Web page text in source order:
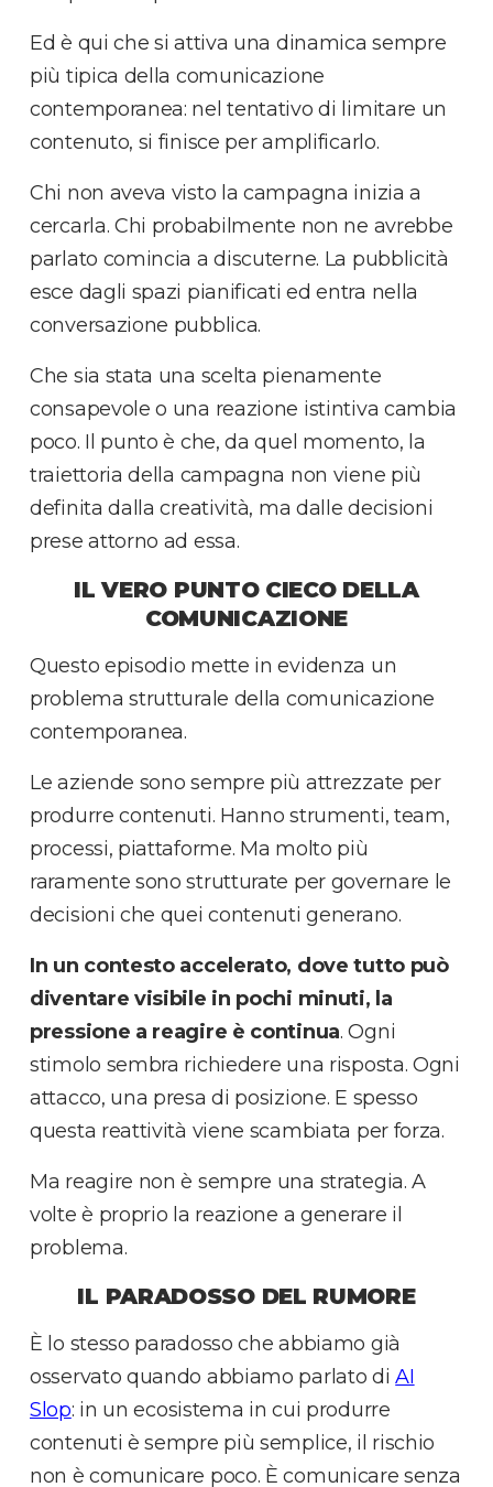
Ed è qui che si attiva una dinamica sempre
più tipica della comunicazione
contemporanea: nel tentativo di limitare un
contenuto, si finisce per amplificarlo.
Chi non aveva visto la campagna inizia a
cercarla. Chi probabilmente non ne avrebbe
parlato comincia a discuterne. La pubblicità
esce dagli spazi pianificati ed entra nella
conversazione pubblica.
Che sia stata una scelta pienamente
consapevole o una reazione istintiva cambia
poco. Il punto è che, da quel momento, la
traiettoria della campagna non viene più
definita dalla creatività, ma dalle decisioni
prese attorno ad essa.
IL VERO PUNTO CIECO DELLA
COMUNICAZIONE
Questo episodio mette in evidenza un
problema strutturale della comunicazione
contemporanea.
Le aziende sono sempre più attrezzate per
produrre contenuti. Hanno strumenti, team,
processi, piattaforme. Ma molto più
raramente sono strutturate per governare le
decisioni che quei contenuti generano.
In un contesto accelerato, dove tutto può
diventare visibile in pochi minuti, la
pressione a reagire è continua. Ogni
stimolo sembra richiedere una risposta. Ogni
attacco, una presa di posizione. E spesso
questa reattività viene scambiata per forza.
Ma reagire non è sempre una strategia. A
volte è proprio la reazione a generare il
problema.
IL PARADOSSO DEL RUMORE
È lo stesso paradosso che abbiamo già
osservato quando abbiamo parlato diAI
Slop: in un ecosistema in cui produrre
contenuti è sempre più semplice, il rischio
non è comunicare poco. È comunicare senza